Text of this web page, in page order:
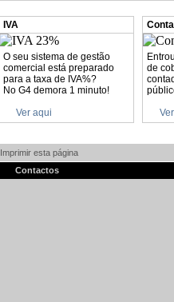
IVA
O seu sistema de gestão
comercial está preparado
para a taxa de IVA%?
No G4 demora 1 minuto!
Ver aqui
de
Imprimir esta página
Contactos